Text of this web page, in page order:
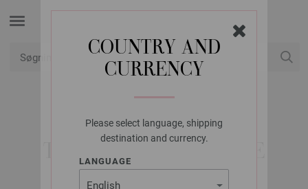
COUNTRY AND
CURRENCY
Please select language, shipping
destination and currency.
LANGUAGE
LANA GROSSA
TREKANTTØRKLÆDE
ECOPUNO -